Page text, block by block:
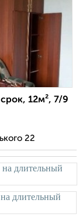
12м², 7/9
22